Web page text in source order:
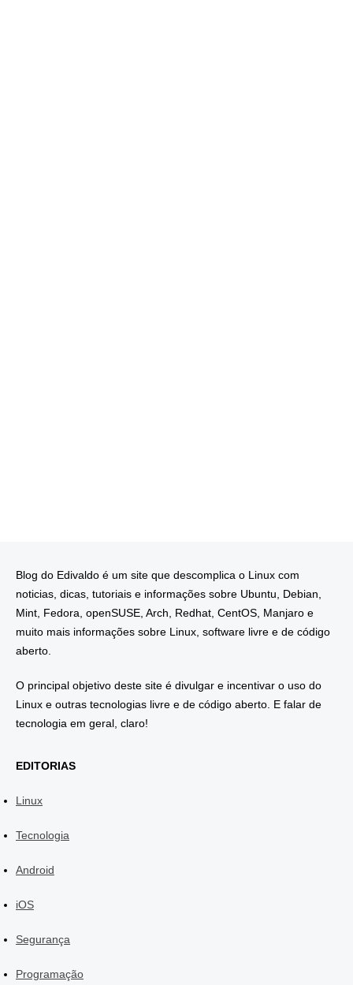
Blog do Edivaldo é um site que descomplica o Linux com
noticias, dicas, tutoriais e informações sobre Ubuntu, Debian,
Mint, Fedora, openSUSE, Arch, Redhat, CentOS, Manjaro e
muito mais informações sobre Linux, software livre e de código
aberto.
O principal objetivo deste site é divulgar e incentivar o uso do
Linux e outras tecnologias livre e de código aberto. E falar de
tecnologia em geral, claro!
EDITORIAS
Linux
Tecnologia
Android
iOS
Segurança
Programação